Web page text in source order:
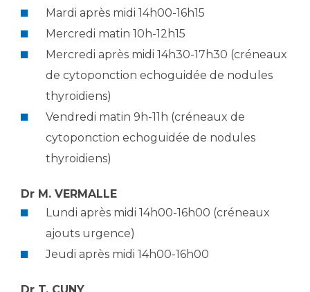
Médecine nucléaire
Maladies rares
Maternité Hôpital Nord
Vos représentants
La Commission Des Usagers (CDU)
Les Comités Locaux des Usagers
Adresser un examen au Laboratoire d'Infectiologie
Centres de référence Maladies Rares
Plateforme d'Expertise Maladies Rares
Presse / Multimédia
Communiqués de presse
Dossiers de presse
Fournisseurs
Rôles et missions
Liste des marchés conclus
Mardi après midi 14h00-16h15
Mercredi matin 10h-12h15
Mercredi après midi 14h30-17h30 (créneaux
de cytoponction echoguidée de nodules
thyroidiens)
Vendredi matin 9h-11h (créneaux de
cytoponction echoguidée de nodules
thyroidiens)
Dr M. VERMALLE
Lundi après midi 14h00-16h00 (créneaux
ajouts urgence)
Jeudi après midi 14h00-16h00